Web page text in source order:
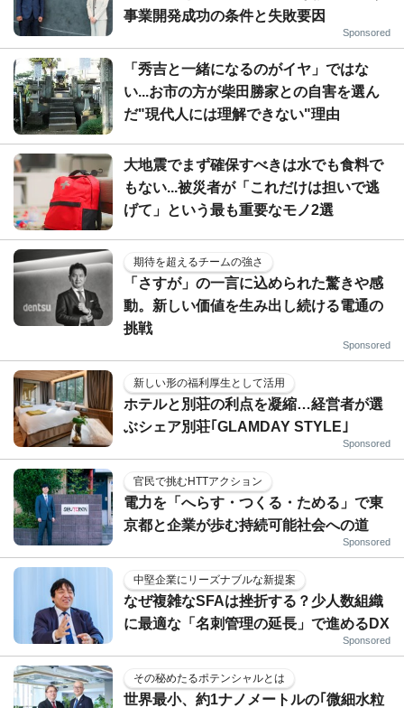
事業開発成功の条件と失敗要因
Sponsored
「秀吉と一緒になるのがイヤ」ではな
い...お市の方が柴田勝家との自害を選ん
だ"現代人には理解できない"理由
大地震でまず確保すべきは水でも食料で
もない...被災者が「これだけは担いで逃
げて」という最も重要なモノ2選
期待を超えるチームの強さ
「さすが」の一言に込められた驚きや感
動。新しい価値を生み出し続ける電通の
挑戦
Sponsored
新しい形の福利厚生として活用
ホテルと別荘の利点を凝縮…経営者が選
ぶシェア別荘｢GLAMDAY STYLE｣
Sponsored
官民で挑むHTTアクション
電力を「へらす・つくる・ためる」で東
京都と企業が歩む持続可能社会への道
Sponsored
中堅企業にリーズナブルな新提案
なぜ複雑なSFAは挫折する？少人数組織
に最適な「名刺管理の延長」で進めるDX
Sponsored
その秘めたるポテンシャルとは
世界最小、約1ナノメートルの｢微細水粒